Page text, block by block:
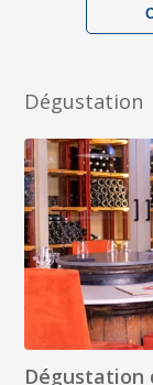
Dégustation
Dégustation